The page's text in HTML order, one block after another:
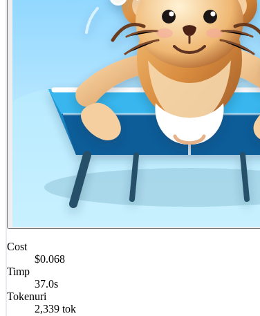
Cost
$0.068
Timp
37.0s
Tokenuri
2,339 tok